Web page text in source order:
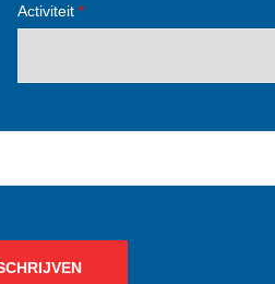
Activiteit*